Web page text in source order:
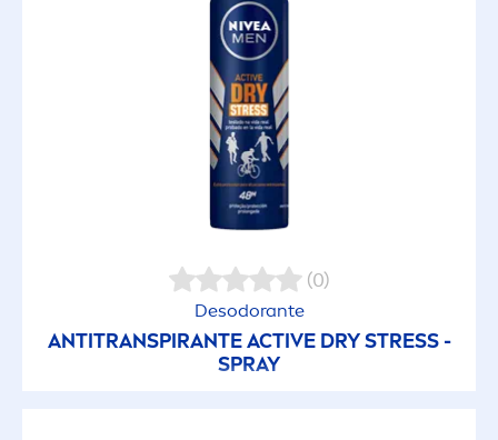
(0)
Desodorante
ANTITRANSPIRANTEACTIVEDRYSTRESS-
SPRAY